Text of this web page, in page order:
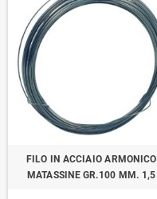
FILO IN ACCIAIO ARMONICO
MATASSINE GR.100 MM. 1,5